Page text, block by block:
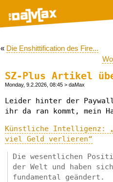
« Die Enshittification des Fire...
SZ-Plus Artikel
Monday, 9.2.2026, 08:45 > daMax
Leider hinter der
ihr da ran kommt, mein
Künstliche Intelligenz:
viel Geld verlieren“
Die wesentlichen
der Welt und haben
fundamental geändert.